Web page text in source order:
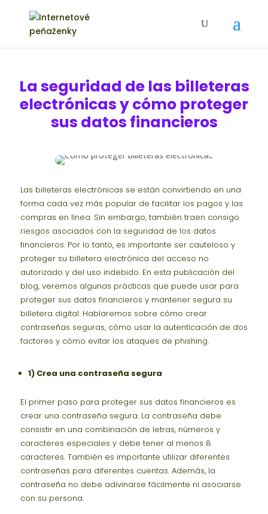
La seguridad de las billeteras
electrónicas y cómo proteger
sus datos financieros
Las billeteras electrónicas se están convirtiendo en una
forma cada vez más popular de facilitar los pagos y las
compras en línea. Sin embargo, también traen consigo
riesgos asociados con la seguridad de los datos
financieros. Por lo tanto, es importante ser cauteloso y
proteger su billetera electrónica del acceso no
autorizado y del uso indebido. En esta publicación del
blog, veremos algunas prácticas que puede usar para
proteger sus datos financieros y mantener segura su
billetera digital. Hablaremos sobre cómo crear
contraseñas seguras, cómo usar la autenticación de dos
factores y cómo evitar los ataques de phishing.
1) Crea una contraseña segura
El primer paso para proteger sus datos financieros es
crear una contraseña segura. La contraseña debe
consistir en una combinación de letras, números y
caracteres especiales y debe tener al menos 8
caracteres. También es importante utilizar diferentes
contraseñas para diferentes cuentas. Además, la
contraseña no debe adivinarse fácilmente ni asociarse
con su persona.